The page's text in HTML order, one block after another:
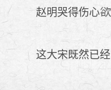
赵明哭得伤心
这大宋既然已经